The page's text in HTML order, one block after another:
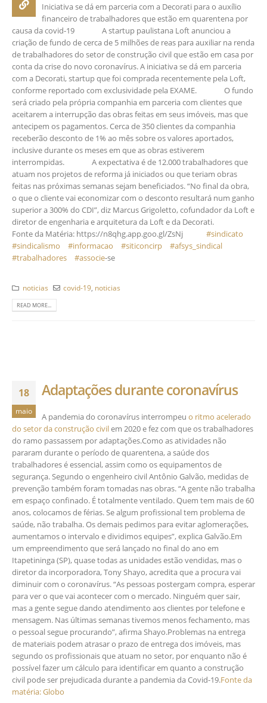
Iniciativa se dá em parceria com a Decorati para o auxílio
financeiro de trabalhadores que estão em quarentena por
causa da covid-19⠀⠀ ⠀⠀ A startup paulistana Loft anunciou a
criação de fundo de cerca de 5 milhões de reas para auxiliar na renda
de trabalhadores do setor de construção civil que estão em casa por
conta da crise do novo coronavírus. A iniciativa se dá em parceria
com a Decorati, startup que foi comprada recentemente pela Loft,
conforme reportado com exclusividade pela EXAME.⠀⠀ ⠀⠀ O fundo
será criado pela própria companhia em parceria com clientes que
aceitarem a interrupção das obras feitas em seus imóveis, mas que
antecipem os pagamentos. Cerca de 350 clientes da companhia
receberão desconto de 1% ao mês sobre os valores aportados,
inclusive durante os meses em que as obras estiverem
interrompidas.⠀⠀ ⠀⠀ A expectativa é de 12.000 trabalhadores que
atuam nos projetos de reforma já iniciados ou que teriam obras
feitas nas próximas semanas sejam beneficiados. “No final da obra,
o que o cliente vai economizar com o desconto resultará num ganho
superior a 300% do CDI”, diz Marcus Grigoletto, cofundador da Loft e
diretor de engenharia e arquitetura da Loft e da Decorati.⠀⠀ ⠀⠀
Fonte da Matéria: https://n8qhg.app.goo.gl/ZsNj ⠀⠀ ⠀ #sindicato
#sindicalismo
#informacao #siticoncirp #afsys_sindical
#trabalhadores
#associe-se
noticias covid-19 noticias
READ MORE...
18
maio
Adaptações durante coronavírus
A pandemia do coronavírus interrompeu o ritmo acelerado
do setor da construção civilem 2020 e fez com que os trabalhadores
do ramo passassem por adaptações.Como as atividades não
pararam durante o período de quarentena, a saúde dos
trabalhadores é essencial, assim como os equipamentos de
segurança. Segundo o engenheiro civil Antônio Galvão, medidas de
prevenção também foram tomadas nas obras. “A gente não trabalha
em espaço confinado. É totalmente ventilado. Quem tem mais de 60
anos, colocamos de férias. Se algum profissional tem problema de
saúde, não trabalha. Os demais pedimos para evitar aglomerações,
aumentamos o intervalo e dividimos equipes”, explica Galvão.Em
um empreendimento que será lançado no final do ano em
Itapetininga (SP), quase todas as unidades estão vendidas, mas o
diretor da incorporadora, Tony Shayo, acredita que a procura vai
diminuir com o coronavírus. “As pessoas postergam compra, esperar
para ver o que vai acontecer com o mercado. Ninguém quer sair,
mas a gente segue dando atendimento aos clientes por telefone e
mensagem. Nas últimas semanas tivemos menos fechamento, mas
o pessoal segue procurando”, afirma Shayo.Problemas na entrega
de materiais podem atrasar o prazo de entrega dos imóveis, mas
segundo os profissionais que atuam no setor, por enquanto não é
possível fazer um cálculo para identificar em quanto a construção
civil pode ser prejudicada durante a pandemia da Covid-19.Fonte da
matéria: Globo